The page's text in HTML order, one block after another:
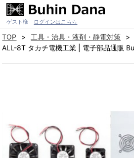
ゲスト様 ログインはこちら
TOP 工具・治具・液剤・静電対策
ALL-8T タカチ電機工業 | 電子部品通販